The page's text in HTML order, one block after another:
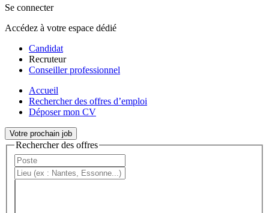
Se connecter
Accédez à votre espace dédié
Candidat
Recruteur
Conseiller professionnel
Accueil
Rechercher des offres d’emploi
Déposer mon CV
Votre prochain job
Rechercher des offres